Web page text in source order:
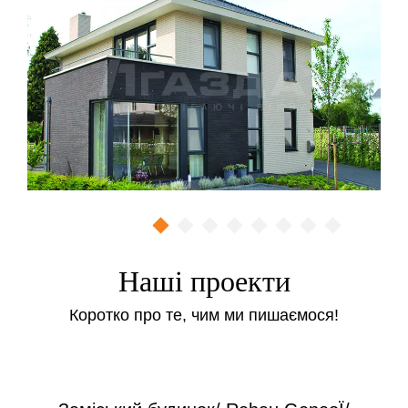
Ми пропонуємо москітні сітки з установкою в Києві,
купити які можна при замовленні
металопластикових вікон або ж окремо.
Виготовляємо сітки для:
Стандартних прямокутних окон.
Треугольних окон.
Пластікових дверей.
Заміна рогачів для москітної сітки – від 40 грн / шт
Виготовлення та монтаж
Наші проекти
Коротко про те, чим ми пишаємося!